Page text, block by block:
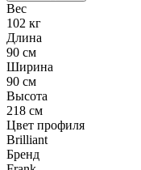
Вес
102 кг
Длина
90 см
Ширина
90 см
Высота
218 см
Цвет профиля
Brilliant
Бренд